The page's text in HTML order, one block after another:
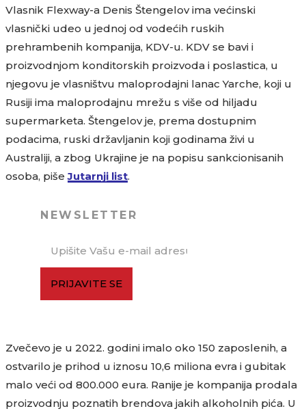
Vlasnik Flexway-a Denis Štengelov ima većinski
vlasnički udeo u jednoj od vodećih ruskih
prehrambenih kompanija, KDV-u. KDV se bavi i
proizvodnjom konditorskih proizvoda i poslastica, u
njegovu je vlasništvu maloprodajni lanac Yarche, koji u
Rusiji ima maloprodajnu mrežu s više od hiljadu
supermarketa. Štengelov je, prema dostupnim
podacima, ruski državljanin koji godinama živi u
Australiji, a zbog Ukrajine je na popisu sankcionisanih
osoba, pišeJutarnji list.
NEWSLETTER
PRIJAVITE SE
Zvečevo je u 2022. godini imalo oko 150 zaposlenih, a
ostvarilo je prihod u iznosu 10,6 miliona evra i gubitak
malo veći od 800.000 eura. Ranije je kompanija prodala
proizvodnju poznatih brendova jakih alkoholnih pića. U